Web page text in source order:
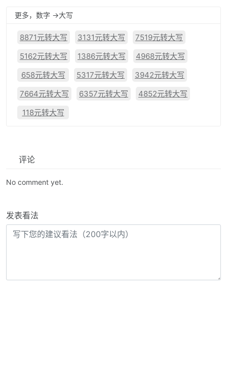
更多，数字 ->大写
8871元转大写 3131元转大写
7519元转大写
5162元转大写
1386元转大写
4968元转大写
658元转大写
5317元转大写
3942元转大写
7664元转大写
6357元转大写
4852元转大写
118元转大写
评论
No comment yet.
发表看法